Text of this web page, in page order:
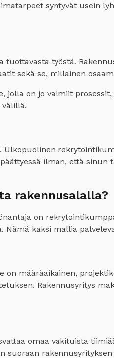
syntyvät usein
työstä.
sekä se, millainen
on jo valmiit
välillä.
ilman, että
rakennusalalla?
on
Nämä kaksi mallia
määräaikainen,
Rakennusyritys
omaa vakituista